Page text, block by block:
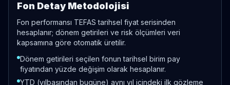
Fon Detay Metodolojisi
Fon performansı TEFAS tarihsel fiyat serisinden
hesaplanır; dönem getirileri ve risk ölçümleri veri
kapsamına göre otomatik üretilir.
Dönem getirileri seçilen fonun tarihsel birim pay
fiyatından yüzde değişim olarak hesaplanır.
YTD (yılbaşından bugüne) aynı yıl içindeki ilk gözleme